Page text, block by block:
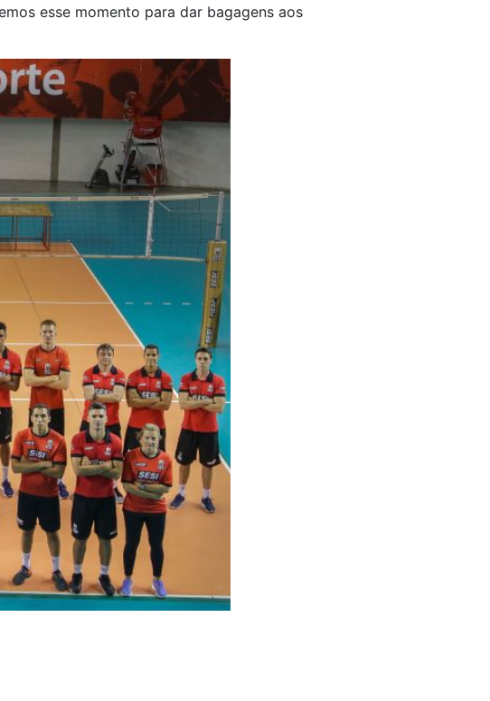
esse momento para dar bagagens aos